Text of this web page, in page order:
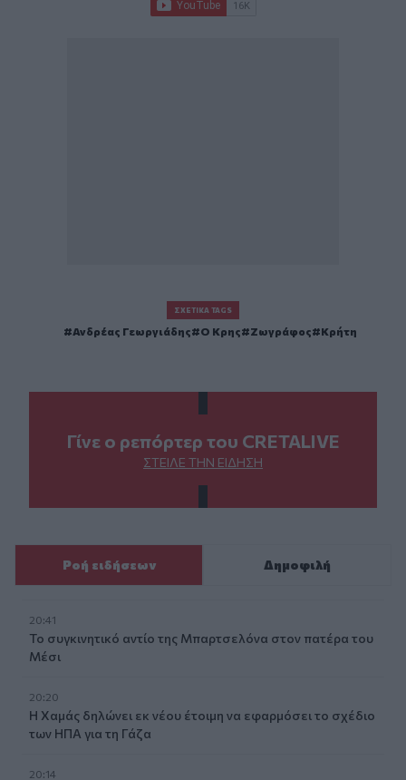
ΣΧΕΤΙΚΆ TAGS
Ανδρέας Γεωργιάδης Ο Κρης Ζωγράφος Κρήτη
Γίνε ο ρεπόρτερ του CRETALIVE
ΣΤΕΊΛΕ ΤΗΝ ΕΊΔΗΣΗ
Ροή ειδήσεων Δημοφιλή
20:41
Το συγκινητικό αντίο της Μπαρτσελόνα στον πατέρα του
Μέσι
20:20
Η Χαμάς δηλώνει εκ νέου έτοιμη να εφαρμόσει το σχέδιο
των ΗΠΑ για τη Γάζα
20:14